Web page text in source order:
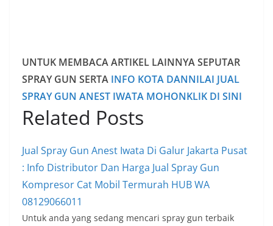
UNTUK MEMBACA ARTIKEL LAINNYA SEPUTAR
SPRAY GUN SERTA INFO KOTA DANNILAI JUAL
SPRAY GUN ANEST IWATA MOHONKLIK DI SINI
Related Posts
Jual Spray Gun Anest Iwata Di Galur Jakarta Pusat
: Info Distributor Dan Harga Jual Spray Gun
Kompresor Cat Mobil Termurah HUB WA
08129066011
Untuk anda yang sedang mencari spray gun terbaik